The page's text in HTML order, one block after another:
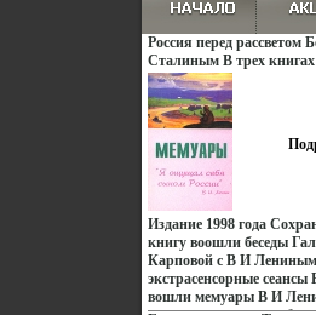
Россия перед рассветом
Сталиным В трех
Родина моя инфо 5605y.
Издание 1998 года
книгу воошли беседы
Карповой с В И Лениным
экстрасенсорные сеансы
вошли мемуары В И